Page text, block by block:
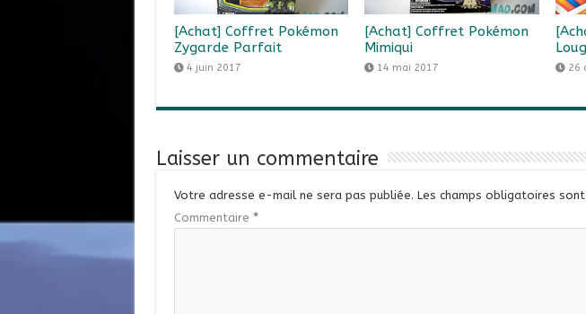
[Achat] Coffret Pokémon
Zygarde Parfait
4 juin 2017
[Achat] Coffret Pokémon
Mimiqui
14 mai 2017 26
Laisser un commentaire
Votre adresse e-mail ne sera pas publiée. Les champs obligatoires
Commentaire *